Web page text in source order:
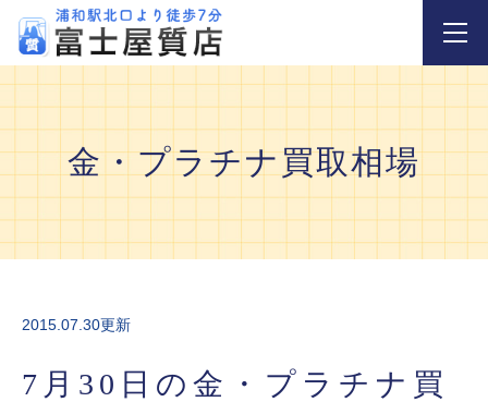
金・プラチナ買取相場
2015.07.30更新
7月30日の金・プラチナ買